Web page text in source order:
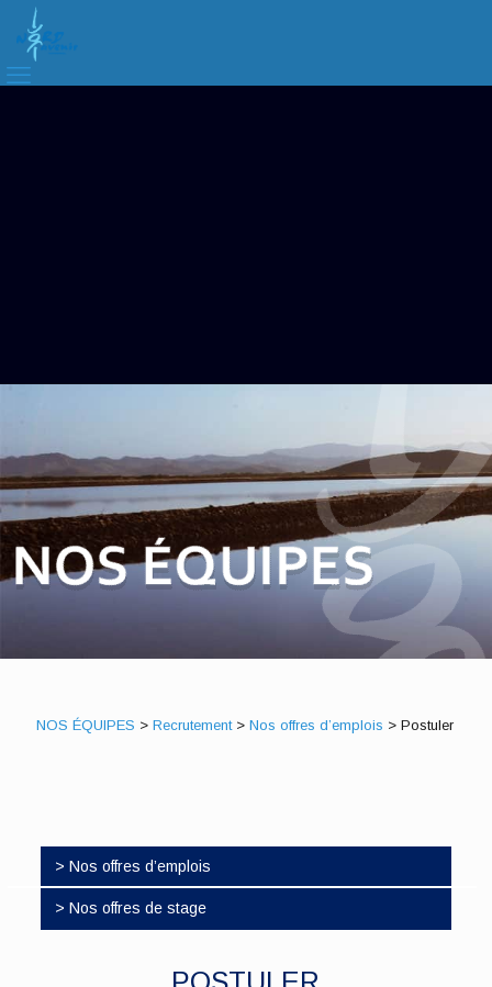
NOS ÉQUIPES > Recrutement> Nos offres d’emplois > Postuler
> Nos offres d’emplois
> Nos offres de stage